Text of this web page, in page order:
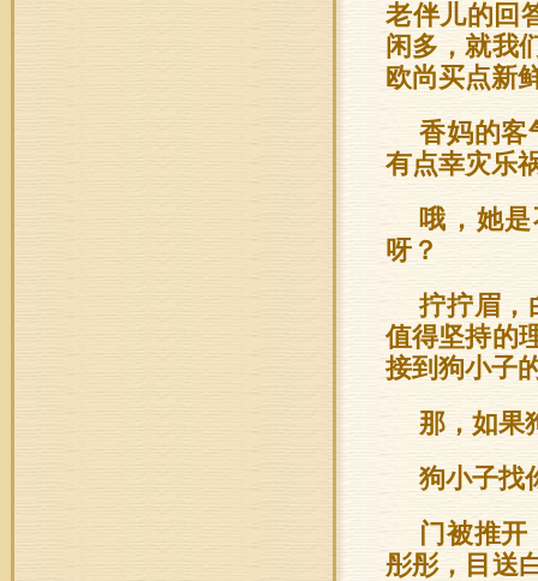
老伴儿的回
闲多，就我
欧尚买点新
香妈的客
有点幸灾乐
哦，她
呀？
拧拧眉，
值得坚持的
接到狗小子
那，如果
狗小子找
门被推开
彤彤，目送